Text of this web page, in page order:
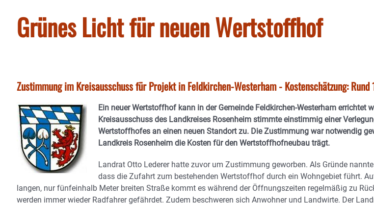
Grünes Licht für neuen Wertstoffhof
Zustimmung im Kreisausschuss für Projekt in Feldkirchen-Westerham - Kostenschätzung: Rund
Ein neuer Wertstoffhof kann in der Gemeinde Feldkirchen-Westerham errichtet
Kreisausschuss des Landkreises Rosenheim stimmte einstimmig einer
Wertstoffhofes an einen neuen Standort zu. Die Zustimmung war notwendig
Landkreis Rosenheim die Kosten für den Wertstoffhofneubau trägt.
Landrat Otto Lederer hatte zuvor um Zustimmung geworben. Als Gründe
dass die Zufahrt zum bestehenden Wertstoffhof durch ein Wohngebiet führt.
langen, nur fünfeinhalb Meter breiten Straße kommt es während der Öffnungszeiten regelmäßig zu
werden immer wieder Radfahrer gefährdet. Zudem beschweren sich Anwohner und Landwirte. Der